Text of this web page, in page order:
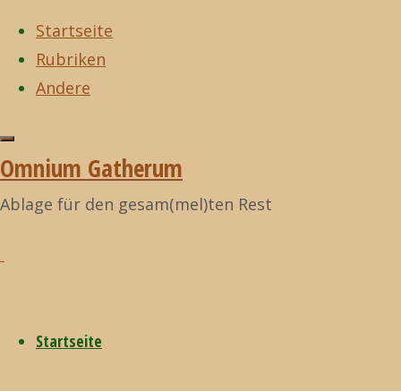
Zum
springen
Startseite
Rubriken
Andere
Omnium Gatherum
Ablage für den gesam(mel)ten Rest
Startseite
It, Use It (BBC,
2011)
Kill It,